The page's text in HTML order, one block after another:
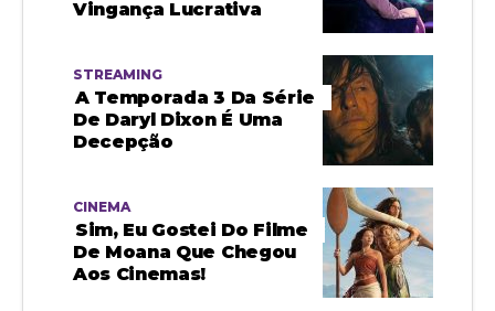
Vingança Lucrativa
STREAMING
A Temporada 3 Da Série
De Daryl Dixon É Uma
Decepção
CINEMA
Sim, Eu Gostei Do Filme
De Moana Que Chegou
Aos Cinemas!